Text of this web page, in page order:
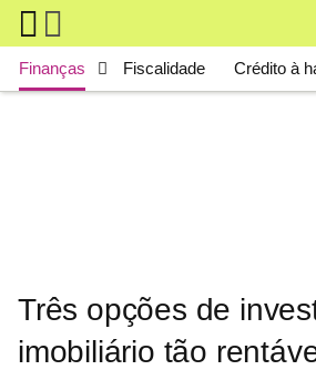
Skip to main content
Main navigation
Finanças Fiscalidade Crédito à
Três opções de
imobiliário tão